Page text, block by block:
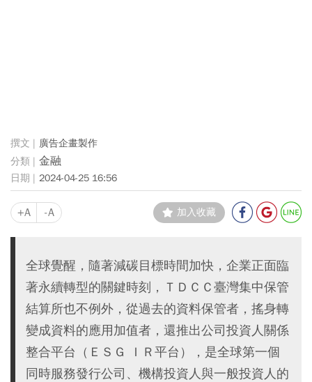
廣告企畫製作
金融
2024-04-25 16:56
+A -A 加入收藏
全球覺醒，隨著減碳目標時間加快，企業正面臨
著永續轉型的關鍵時刻，ＴＤＣＣ臺灣集中保管
結算所也不例外，從過去的資料保管者，搖身轉
變成資料的應用加值者，還推出公司投資人關係
整合平台（ＥＳＧ ＩＲ平台），是全球第一個
同時服務發行公司、機構投資人與一般投資人的